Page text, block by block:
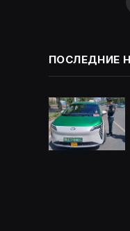
ПОСЛЕДНИЕ